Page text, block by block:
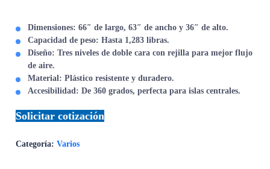
Dimensiones: 66″ de largo, 63″ de ancho y 36″ de alto.
Capacidad de peso: Hasta 1,283 libras.
Diseño: Tres niveles de doble cara con rejilla para mejor flujo
de aire.
Material: Plástico resistente y duradero.
Accesibilidad: De 360 grados, perfecta para islas centrales.
Solicitar cotización
Categoría:Varios